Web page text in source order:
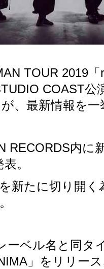
TOUR 2019 「
COAST公
、最新情報を一
RECORDS内に
。
新たに切り開く
ーベル名と同タ
」をリリー